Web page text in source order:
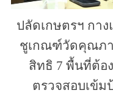
ปลัดเกษตรฯ กา
ชูเกณฑ์วัดคุณภา
สิทธิ 7 พื้นที่ต้อ
ตรวจสอบเข้ม